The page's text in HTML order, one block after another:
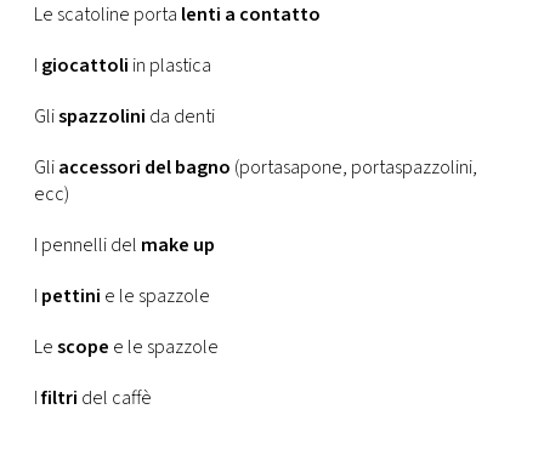
Le scatoline porta lenti a contatto
I giocattoli in plastica
Glispazzolini da denti
Gliaccessori del bagno (portasapone, portaspazzolini,
ecc)
I pennelli del make up
I pettini e le spazzole
Lescope e le spazzole
Ifiltri del caffè